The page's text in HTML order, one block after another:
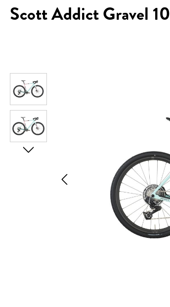
Scott Addict Gravel 10
Bildergalerie überspringen